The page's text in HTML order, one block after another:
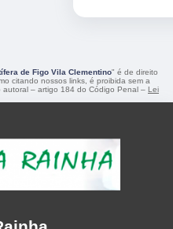
de Figo Vila Clementino" é de direito
citando nossos links, é proibida sem a
autoral – artigo 184 do Código Penal – Lei